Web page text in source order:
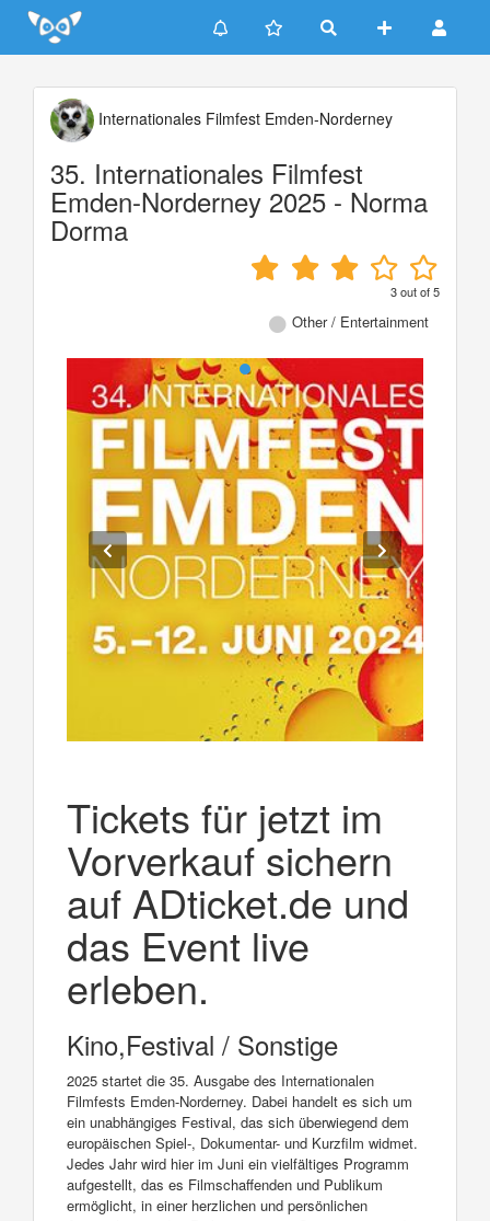
Update cookies preferences
Internationales Filmfest Emden-Norderney
35. Internationales Filmfest
Emden-Norderney 2025 - Norma
Dorma
3out of5
Other / Entertainment
Tickets für jetzt im
Vorverkauf sichern
auf ADticket.de und
das Event live
erleben.
Kino,Festival / Sonstige
2025 startet die 35. Ausgabe des Internationalen
Filmfests Emden-Norderney. Dabei handelt es sich um
ein unabhängiges Festival, das sich überwiegend dem
europäischen Spiel-, Dokumentar- und Kurzfilm widmet.
Jedes Jahr wird hier im Juni ein vielfältiges Programm
aufgestellt, das es Filmschaffenden und Publikum
ermöglicht, in einer herzlichen und persönlichen